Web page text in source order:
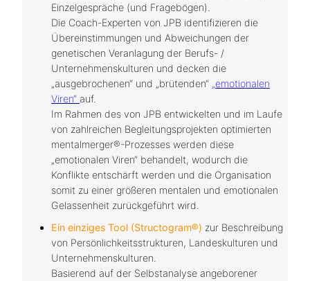
Einzelgespräche (und Fragebögen).
Die Coach-Experten von JPB identifizieren die
Übereinstimmungen und Abweichungen der
genetischen Veranlagung der Berufs- /
Unternehmenskulturen und decken die
„ausgebrochenen“ und „brütenden“ „emotionalen
Viren“ auf.
Im Rahmen des von JPB entwickelten und im Laufe
von zahlreichen Begleitungsprojekten optimierten
mentalmerger®-Prozesses werden diese
„emotionalen Viren“ behandelt, wodurch die
Konflikte entschärft werden und die Organisation
somit zu einer größeren mentalen und emotionalen
Gelassenheit zurückgeführt wird.
Ein einziges Tool (Structogram®) zur Beschreibung
von Persönlichkeitsstrukturen, Landeskulturen und
Unternehmenskulturen.
Basierend auf der Selbstanalyse angeborener